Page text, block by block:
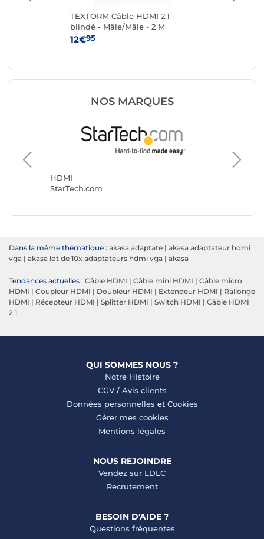
TEXTORM Câble HDMI 2.1
blindé - Mâle/Mâle - 2 M
12€95
NOS MARQUES
HDMI
StarTech.com
HDMI
NEDIS
Dans la même thématique : akasa adaptate | akasa adaptateur hdmi
vga | akasa lot de 10x adaptateurs hdmi vga | akasa
Tendances actuelles : Câble HDMI | Câble mini HDMI | Câble micro
HDMI | Coupleur HDMI | Doubleur HDMI | Extendeur HDMI | Rallonge
HDMI | Récepteur HDMI | Splitter HDMI | Switch HDMI | Câble HDMI
2.1
QUI SOMMES NOUS ?
Notre Histoire
CGV/ Avis clients
Données personnelles et Cookies
Gérer mes cookies
Mentions légales
NOUS REJOINDRE
Vendez sur LDLC
Recrutement
BESOIN D'AIDE ?
Questions fréquentes